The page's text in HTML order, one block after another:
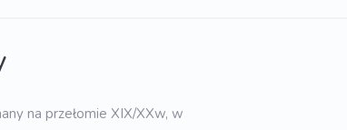
na przełomie XIX/XXw, w